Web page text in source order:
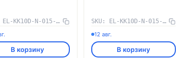
SKU: EL-KK10D-N-015-010-K34
В корзину
SKU: EL-KK10D-N-015-010-K02
12 авг.
В корзину